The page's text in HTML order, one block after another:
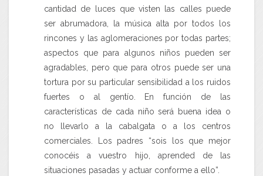
cantidad de luces que visten las calles puede
ser abrumadora, la música alta por todos los
rincones y las aglomeraciones por todas partes;
aspectos que para algunos niños pueden ser
agradables, pero que para otros puede ser una
tortura por su particular sensibilidad a los ruidos
fuertes o al gentío. En función de las
características de cada niño será buena idea o
no llevarlo a la cabalgata o a los centros
comerciales. Los padres “sois los que mejor
conocéis a vuestro hijo, aprended de las
situaciones pasadas y actuar conforme a ello”.